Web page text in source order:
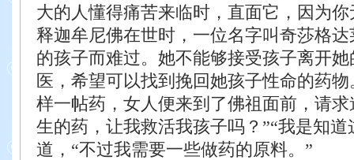
大的人懂得痛苦来临时，直面它，因为
释迦牟尼佛在世时，一位名字叫奇莎格达
的孩子而难过。她不能够接受孩子离开她
医，希望可以找到挽回她孩子性命的药物
样一帖药，女人便来到了佛祖面前， 请求
生的药，让我救活我孩子吗？”“我是知道
道，“不过我需要一些做药的原料。”